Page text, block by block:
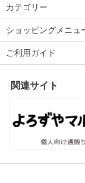
カテゴリー
ショッピングメニュ
ご利用ガイド
関連サイト